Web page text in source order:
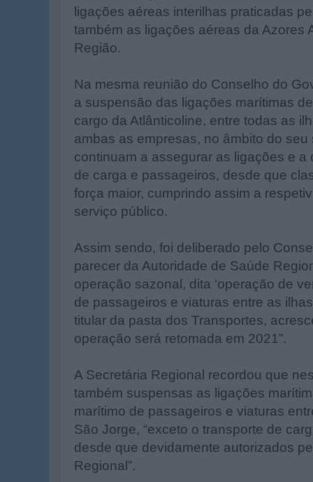
ligações aéreas interilhas praticadas
também as ligações aéreas da Azores
Região.
Na mesma reunião do Conselho do
a suspensão das ligações marítimas
cargo da Atlânticoline, entre todas as
ambas as empresas, no âmbito do seu
continuam a assegurar as ligações e
de carga e passageiros, desde que
força maior, cumprindo assim a
serviço público.
Assim sendo, foi deliberado pelo
parecer da Autoridade de Saúde
operação sazonal, dita ‘operação de
de passageiros e viaturas entre as
titular da pasta dos Transportes,
operação será retomada em 2021”.
A Secretária Regional recordou que
também suspensas as ligações
marítimo de passageiros e viaturas
São Jorge, “exceto o transporte de
desde que devidamente autorizados
Regional”.